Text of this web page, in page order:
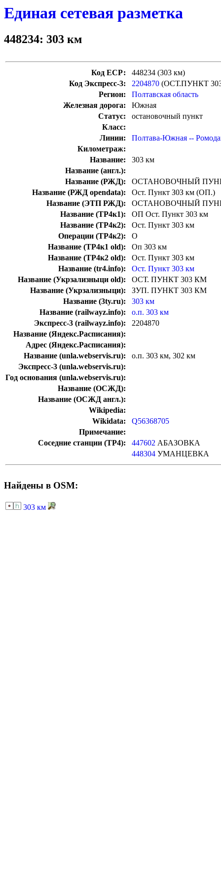
Единая сетевая разметка
448234: 303 км
Код ЕСР:
448234 (303 км)
Код Экспресс-3:
2204870 (ОСТ.ПУНКТ
Регион:
Полтавская область
Железная дорога:
Южная
Статус:
остановочный пункт
Класс:
Линии:
Полтава-Южная --
Километраж:
Название:
303 км
Название (англ.):
Название (РЖД):
ОСТАНОВОЧНЫЙ
Название (РЖД opendata):
Ост. Пункт З0З км (ОП.)
Название (ЭТП РЖД):
ОСТАНОВОЧНЫЙ
Название (ТР4к1):
ОП Ост. Пункт 303 км
Название (ТР4к2):
Ост. Пункт 303 км
Операции (ТР4к2):
О
Название (ТР4к1 old):
Оп 303 км
Название (ТР4к2 old):
Ост. Пункт 303 км
Название (tr4.info):
Ост. Пункт 303 км
Название (Укрзализныци old):
ОСТ. ПУНКТ 303 КМ
Название (Укрзализныци):
ЗУП. ПУНКТ 303 КМ
Название (3ty.ru):
303 км
Название (railwayz.info):
о.п. 303 км
Экспресс-3 (railwayz.info):
2204870
Название (Яндекс.Расписания):
Адрес (Яндекс.Расписания):
Название (unla.webservis.ru):
о.п. 303 км, 302 км
Экспресс-3 (unla.webservis.ru):
Год основания (unla.webservis.ru):
Название (ОСЖД):
Название (ОСЖД англ.):
Wikipedia:
Wikidata:
Q56368705
Примечание:
Соседние станции (ТР4):
447602 АБАЗОВКА
448304 УМАНЦЕВКА
Найдены в OSM:
303 км